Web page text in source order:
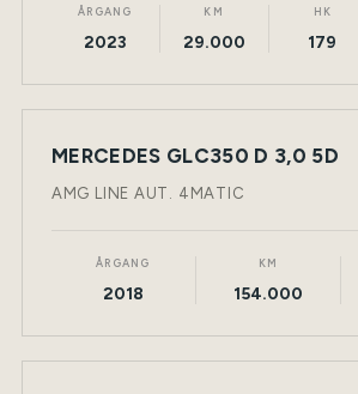
ÅRGANG
2023
KM
29.000
HK
179
LEASING NY BIL DIESEL
MERCEDES GLC350 D 3,0 5D
AMG LINE AUT. 4MATIC
ÅRGANG
2018
KM
154.000